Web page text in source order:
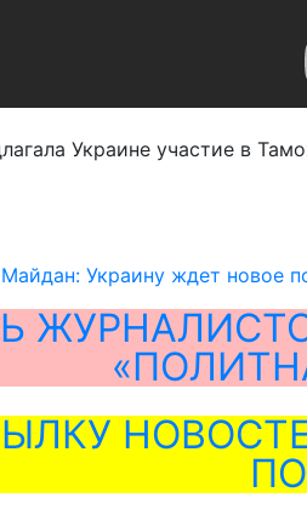
Украине участие в
Майдан: Украину ждет новое